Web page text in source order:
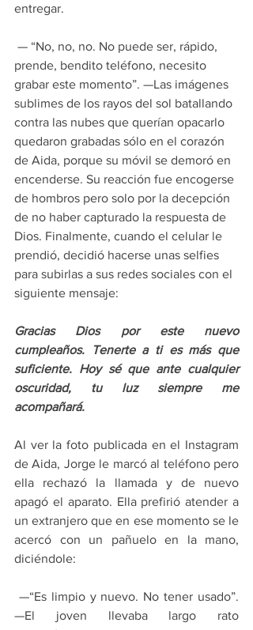
entregar.
prende, bendito teléfono, necesito
grabar este momento”. —Las imágenes
sublimes de los rayos del sol batallando
contra las nubes que querían opacarlo
quedaron grabadas sólo en el corazón
de Aida, porque su móvil se demoró en
encenderse. Su reacción fue encogerse
de hombros pero solo por la decepción
de no haber capturado la respuesta de
Dios. Finalmente, cuando el celular le
prendió, decidió hacerse unas selfies
para subirlas a sus redes sociales con el
siguiente mensaje:
Gracias Dios por este nuevo
cumpleaños. Tenerte a ti es más que
suficiente. Hoy sé que ante cualquier
oscuridad, tu luz siempre me
acompañará.
Al ver la foto publicada en el Instagram
de Aida, Jorge le marcó al teléfono pero
ella rechazó la llamada y de nuevo
apagó el aparato. Ella prefirió atender a
un extranjero que en ese momento se le
acercó con un pañuelo en la mano,
diciéndole:
—El joven llevaba largo rato